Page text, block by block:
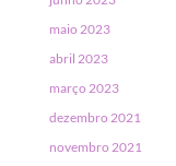
maio 2023
abril 2023
março 2023
dezembro 2021
novembro 2021